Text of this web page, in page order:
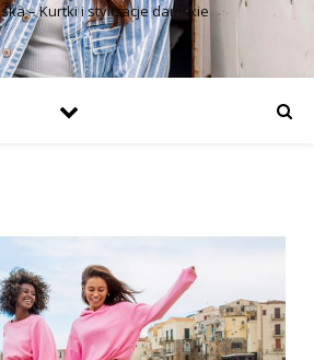
– Kurtki i stylizacje damskie